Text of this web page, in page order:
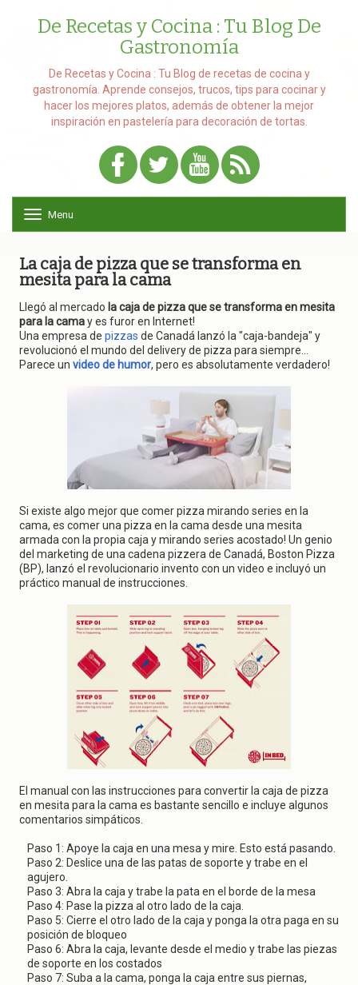
De Recetas y Cocina : Tu Blog De
Gastronomía
De Recetas y Cocina : Tu Blog de recetas de cocina y
gastronomía. Aprende consejos, trucos, tips para cocinar y
hacer los mejores platos, además de obtener la mejor
inspiración en pastelería para decoración de tortas.
o
g
l
n
g
t
n
Menu
La caja de pizza que se transforma en
mesita para la cama
Llegó al mercado la caja de pizza que se transforma en mesita
para la camay es furor en Internet!
Una empresa de pizzas de Canadá lanzó la "caja-bandeja" y
revolucionó el mundo del delivery de pizza para siempre...
Parece un video de humor, pero es absolutamente verdadero!
Si existe algo mejor que comer pizza mirando series en la
cama, es comer una pizza en la cama desde una mesita
armada con la propia caja y mirando series acostado! Un genio
del marketing de una cadena pizzera de Canadá, Boston Pizza
(BP), lanzó el revolucionario invento con un video e incluyó un
práctico manual de instrucciones.
El manual con las instrucciones para convertir la caja de pizza
en mesita para la cama es bastante sencillo e incluye algunos
comentarios simpáticos.
Paso 1: Apoye la caja en una mesa y mire. Esto está pasando.
Paso 2: Deslice una de las patas de soporte y trabe en el
agujero.
Paso 3: Abra la caja y trabe la pata en el borde de la mesa
Paso 4: Pase la pizza al otro lado de la caja.
Paso 5: Cierre el otro lado de la caja y ponga la otra paga en su
posición de bloqueo
Paso 6: Abra la caja, levante desde el medio y trabe las piezas
de soporte en los costados
Paso 7: Suba a la cama, ponga la caja entre sus piernas,